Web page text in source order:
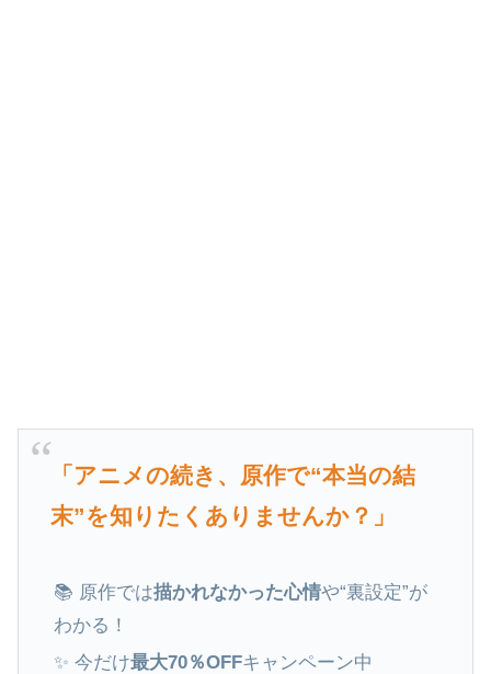
「アニメの続き、原作で“本当の結
末”を知りたくありませんか？」
📚 原作では描かれなかった心情や“裏設定”が
わかる！
✨ 今だけ最大70％OFFキャンペーン中